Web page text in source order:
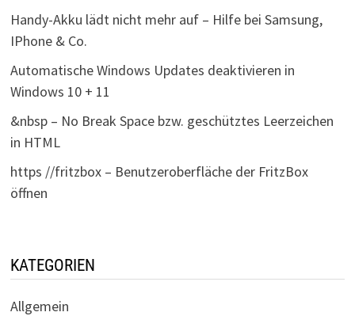
Handy-Akku lädt nicht mehr auf – Hilfe bei Samsung,
IPhone & Co.
Automatische Windows Updates deaktivieren in
Windows 10 + 11
&nbsp – No Break Space bzw. geschütztes Leerzeichen
in HTML
https //fritzbox – Benutzeroberfläche der FritzBox
öffnen
KATEGORIEN
Allgemein